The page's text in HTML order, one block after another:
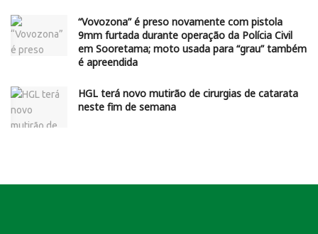
“Vovozona” é preso novamente com pistola
9mm furtada durante operação da Polícia Civil
em Sooretama; moto usada para “grau” também
é apreendida
HGL terá novo mutirão de cirurgias de catarata
neste fim de semana